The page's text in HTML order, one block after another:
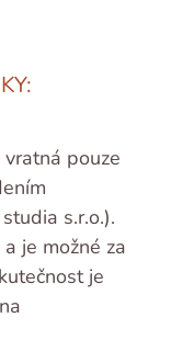
pouze
s.r.o.).
je možné za
je